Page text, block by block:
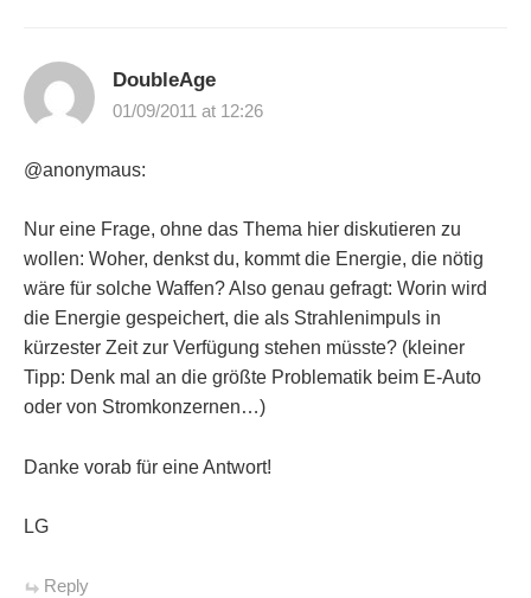
DoubleAge
01/09/2011 at 12:26
@anonymaus:
Nur eine Frage, ohne das Thema hier diskutieren zu
wollen: Woher, denkst du, kommt die Energie, die nötig
wäre für solche Waffen? Also genau gefragt: Worin wird
die Energie gespeichert, die als Strahlenimpuls in
kürzester Zeit zur Verfügung stehen müsste? (kleiner
Tipp: Denk mal an die größte Problematik beim E-Auto
oder von Stromkonzernen…)
Danke vorab für eine Antwort!
LG
Reply